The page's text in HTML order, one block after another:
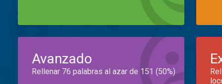
Avanzado
Rellenar 76 palabras al azar de 151 (50%)